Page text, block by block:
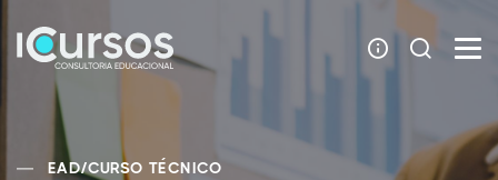
EAD/CURSO TÉCNICO